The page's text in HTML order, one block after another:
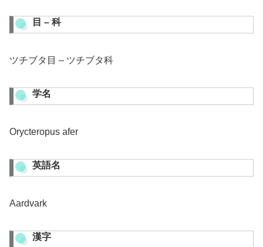
目 – 科
ツチブタ目 – ツチブタ科
学名
Orycteropus afer
英語名
Aardvark
漢字